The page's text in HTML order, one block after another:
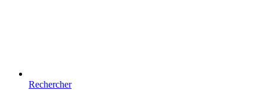
Rechercher